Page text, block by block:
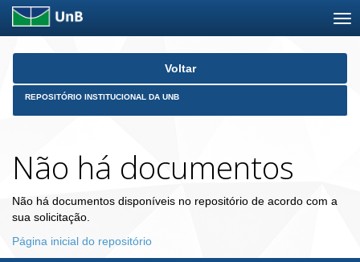
Skip
Voltar
REPOSITÓRIO INSTITUCIONAL DA UNB
Não há documentos
Não há documentos disponíveis no repositório de acordo com a
sua solicitação.
Página inicial do repositório